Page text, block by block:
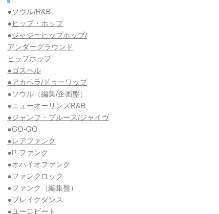
●ソウル/R&B
● ヒップ・ホップ
●ジャジーヒップホップ/
アンダーグラウンド
ヒップホップ
●ゴスペル
●アカペラ/ドゥーワップ
●ソウル （編集/企画盤）
●ニューオーリンズR&B
●ジャンプ・ブルース/ジャイヴ
●GO-GO
●レアファンク
●P-ファンク
●オハイオファンク
●ファンクロック
●ファンク
（編集盤）
●ブレイクダンス
●ユーロビート